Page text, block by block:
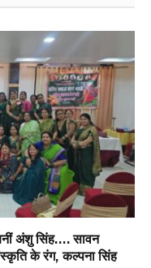
अंशु सिंह…. सावन
के रंग, कल्पना सिंह